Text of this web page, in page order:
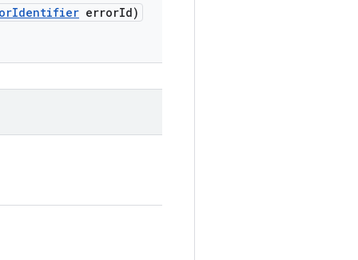
Identifier errorId)